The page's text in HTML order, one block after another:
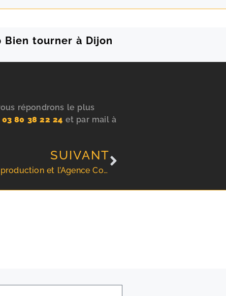
tourner à Dijon
répondrons le plus
03 80 38 22 24 et par mail à
SUIVANT
Tournage Film Air liquide pour constance production et l’Agence Com’Air